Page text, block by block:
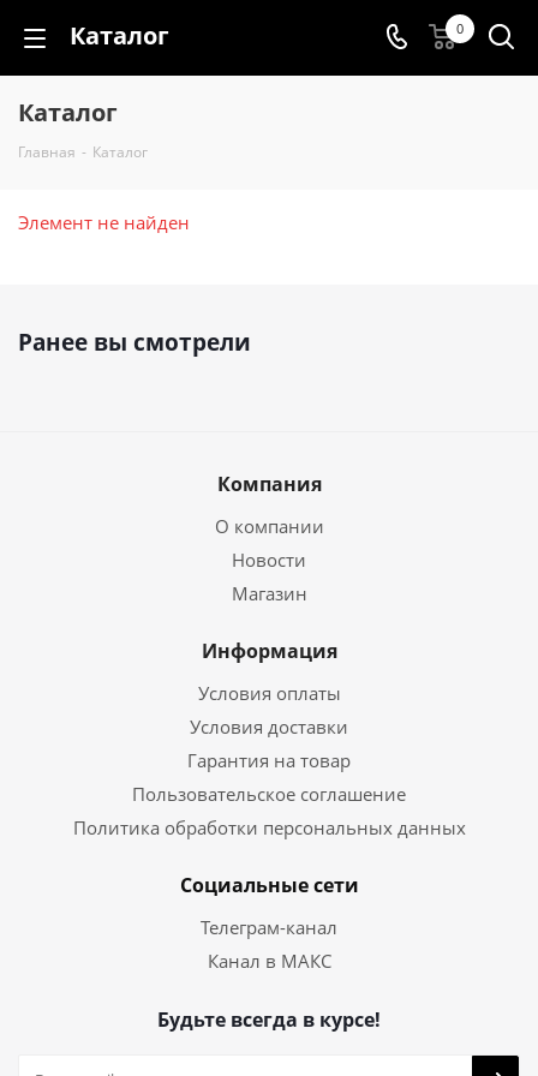
Каталог 0
Каталог
Главная - Каталог
Элемент не найден
Ранее вы смотрели
Компания
О компании
Новости
Магазин
Информация
Условия оплаты
Условия доставки
Гарантия на товар
Пользовательское соглашение
Политика обработки персональных данных
Социальные сети
Телеграм-канал
Канал в МАКС
Будьте всегда в курсе!